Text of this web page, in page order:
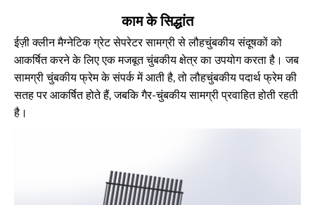
काम के सिद्धांत
ईज़ी क्लीन मैग्नेटिक ग्रेट सेपरेटर सामग्री से लौहचुंबकीय संदूषकों को
आकर्षित करने के लिए एक मजबूत चुंबकीय क्षेत्र का उपयोग करता है। जब
सामग्री चुंबकीय फ्रेम के संपर्क में आती है, तो लौहचुंबकीय पदार्थ फ्रेम की
सतह पर आकर्षित होते हैं, जबकि गैर-चुंबकीय सामग्री प्रवाहित होती रहती
है।